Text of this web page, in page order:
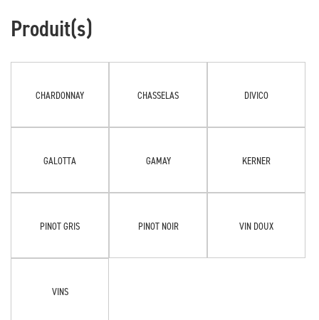
Produit(s)
CHARDONNAY CHASSELAS DIVICO
GALOTTA GAMAY KERNER
PINOT GRIS PINOT NOIR VIN DOUX
VINS